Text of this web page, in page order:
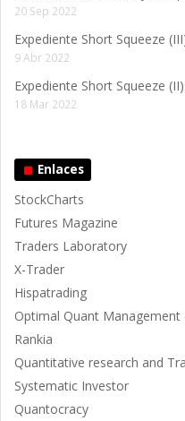
20 Sep 2022
Expediente Short Squeeze
9 Abr 2022
Expediente Short Squeeze (II)
18 Mar 2022
Enlaces
StockCharts
Futures Magazine
Traders Laboratory
X-Trader
Hispatrading
Optimal Quant Management
Rankia
Quantitative research and
Systematic Investor
Quantocracy